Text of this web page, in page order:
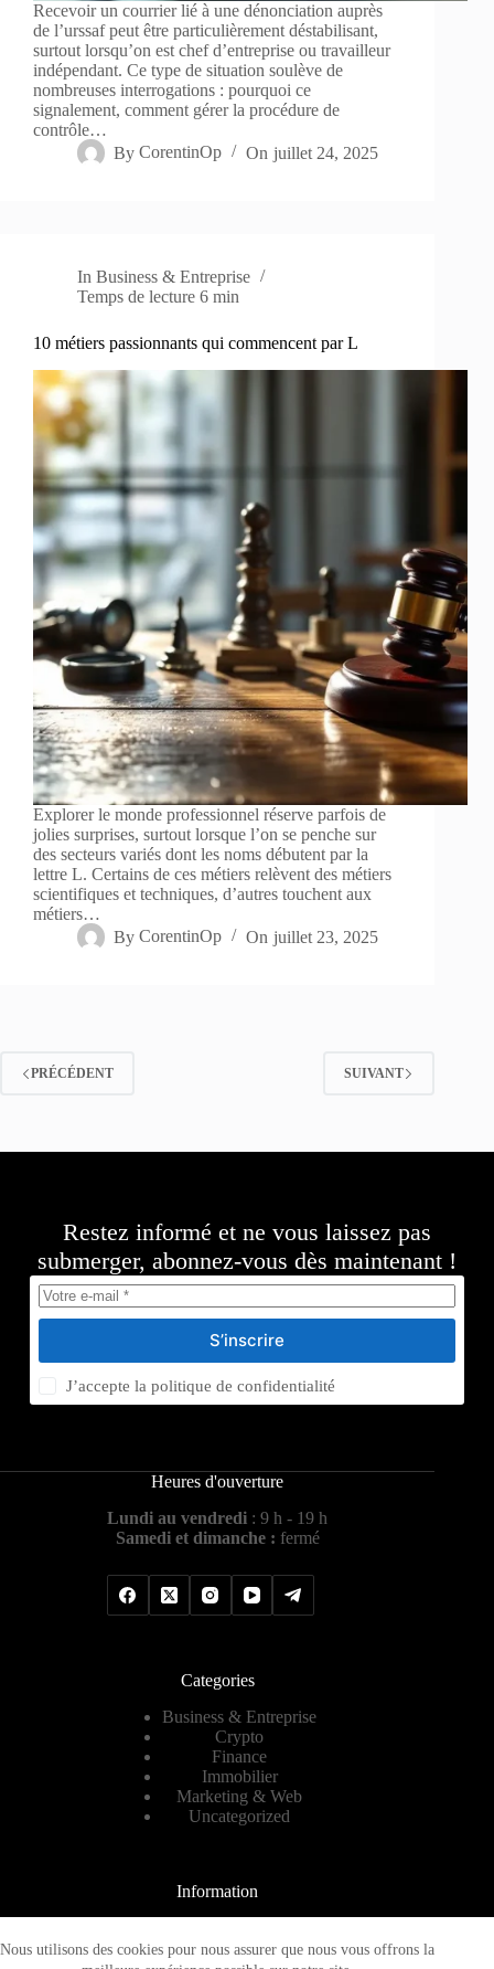
Nous utilisons des cookies pour nous assurer que nous vous offrons la
Recevoir un courrier lié à une dénonciation auprès
de l’urssaf peut être particulièrement déstabilisant,
surtout lorsqu’on est chef d’entreprise ou travailleur
indépendant. Ce type de situation soulève de
nombreuses interrogations : pourquoi ce
signalement, comment gérer la procédure de
contrôle…
By CorentinOp On juillet 24, 2025
In Business & Entreprise
Temps de lecture 6 min
10 métiers passionnants qui commencent par L
Explorer le monde professionnel réserve parfois de
jolies surprises, surtout lorsque l’on se penche sur
des secteurs variés dont les noms débutent par la
lettre L. Certains de ces métiers relèvent des métiers
scientifiques et techniques, d’autres touchent aux
métiers…
By CorentinOp On juillet 23, 2025
PRÉCÉDENT SUIVANT
Restez informé et ne vous laissez pas
submerger, abonnez-vous dès maintenant !
S’inscrire
J’accepte lapolitique de confidentialité
Heures d'ouverture
Lundi au vendredi : 9 h - 19 h
Samedi et dimanche : fermé
Categories
Business & Entreprise
Crypto
Finance
Immobilier
Marketing & Web
Uncategorized
Information
A propos